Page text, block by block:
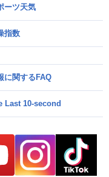
ーツ天気
指数
に関するFAQ
Last 10-second